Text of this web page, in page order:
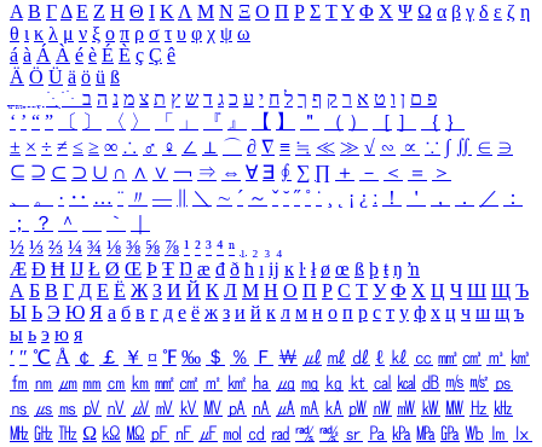
Α Β ΓΔ Ε Ζ Η Θ Ι ΚΛ Μ Ν Ξ Ο Π Ρ Σ ΤΥ Φ Χ Ψ Ω α β γ δ ε ζ η
θ ι κ λ μ ν ξ ο π ρ σ τ υ φ χ ψ ω
á à Á À é è É È ç Ç ê
Ä Ö Ü ä ö ü ß
ִֶֹ ֻּ ׁׂ פ ם ן ו ט א ר ק ף ך ל ח י ע כ ג ד ש ץ ת צ מ נ ה ב
‘ ’ “ ” 〔 〕 〈 〉 「 」 『 』 【 】 ＂ （ ） ［ ］ ｛ ｝
± × ÷ ≠ ≤ ≥ ∞ ∴ ♂ ♀ ∠ ⊥ ⌒ ∂ ∇ ≡ ≒ ≪ ≫ √ ∽ ∝ ∵ ∫ ∬ ∈ ∋
⊆ ⊇ ⊂ ⊃ ∪ ∩ ∧ ∨ ￢ ⇒ ⇔ ∀ ∃ ∮ ∑ ∏ ＋ － ＜ ＝
＞
、
。 · ‥ … ¨ 〃 ― ＼ ∼ ´ ～ ˇ ˘ ˝ ˚ ˙ ¸ ¡ ¿ ː ！ ＇ ， ． ／
：
；
？ ＾ ｀
½ ⅓ ⅔ ¼ ¾ ⅛ ⅜ ⅝ ⅞ ¹ ² ³ ⁴ ⁿ ₁ ₂ ₃ ₄
Æ Ð Ħ Ĳ Ł Ø Œ Þ Ŧ Ŋ æ đ ð ħ ı ĳ ĸ ŀ ł ø œ ß þ ŧ ŋ ŉ
А Б В Г Д Е Ё Ж З И Й К Л М Н О П Р С Т У Ф Х Ц Ч Ш Щ Ъ
Ы Ь Э Ю Я а б в г д е ё ж з и й к л м н о п р с т у ф х ц ч ш щ ъ
ы ь э ю я
′ ″ ℃ Å ￠ ￡ ￥ ¤ ℉ ‰ ＄ ％ Ｆ ￦ ㎕ ㎖ ㎗ ℓ ㎘ ㏄ ㎣ ㎤ ㎥ ㎦
㎙ ㎚ ㎛ ㎜ ㎝ ㎞ ㎟ ㎠ ㎡ ㎢ ㏊ ㎍ ㎎ ㎏ ㏏ ㎈ ㎉ ㏈ ㎧ ㎨ ㎰
㎱ ㎲ ㎳ ㎴ ㎵ ㎶ ㎷ ㎸ ㎹ ㎀ ㎁ ㎂ ㎃ ㎄ ㎺ ㎻ ㎽ ㎾ ㎿ ㎐ ㎑
㎒ ㎓ ㎔ Ω ㏀ ㏁ ㎊ ㎋ ㎌ ㏖ ㏅ ㎭ ㎮ ㎯ ㏛ ㎩ ㎪ ㎫ ㎬ ㏝ ㏐
㏓